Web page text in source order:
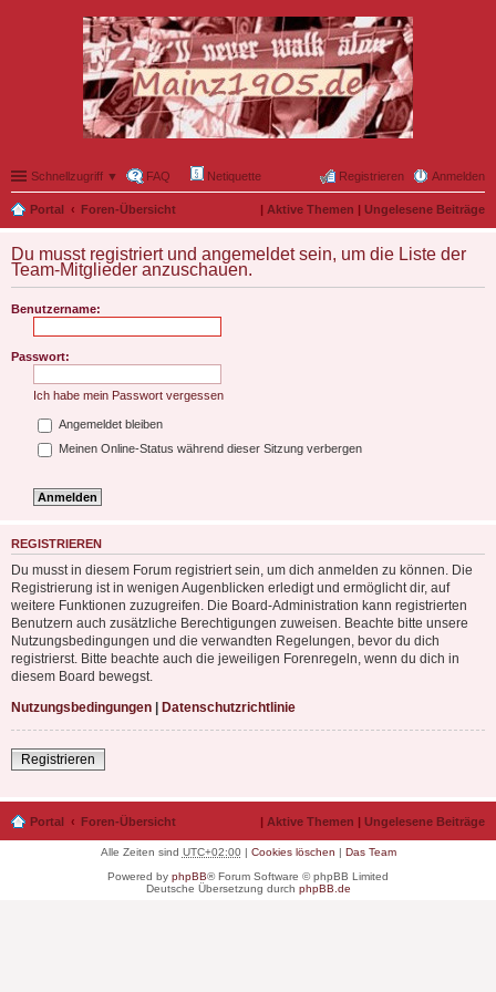
Schnellzugriff ▼ FAQ Netiquette Anmelden
Registrieren
Portal Foren-Übersicht | Aktive Themen | Ungelesene Beiträge
Du musst registriert und angemeldet sein, um die Liste der
Team-Mitglieder anzuschauen.
Benutzername:
Passwort:
Ich habe mein Passwort vergessen
Angemeldet bleiben
Meinen Online-Status während dieser Sitzung verbergen
REGISTRIEREN
Du musst in diesem Forum registriert sein, um dich anmelden zu können. Die
Registrierung ist in wenigen Augenblicken erledigt und ermöglicht dir, auf
weitere Funktionen zuzugreifen. Die Board-Administration kann registrierten
Benutzern auch zusätzliche Berechtigungen zuweisen. Beachte bitte unsere
Nutzungsbedingungen und die verwandten Regelungen, bevor du dich
registrierst. Bitte beachte auch die jeweiligen Forenregeln, wenn du dich in
diesem Board bewegst.
Nutzungsbedingungen | Datenschutzrichtlinie
Registrieren
Portal Foren-Übersicht | Aktive Themen | Ungelesene Beiträge
Alle Zeiten sind UTC+02:00| Cookies löschen | Das Team
Powered by phpBB® Forum Software © phpBB Limited
Deutsche Übersetzung durch phpBB.de